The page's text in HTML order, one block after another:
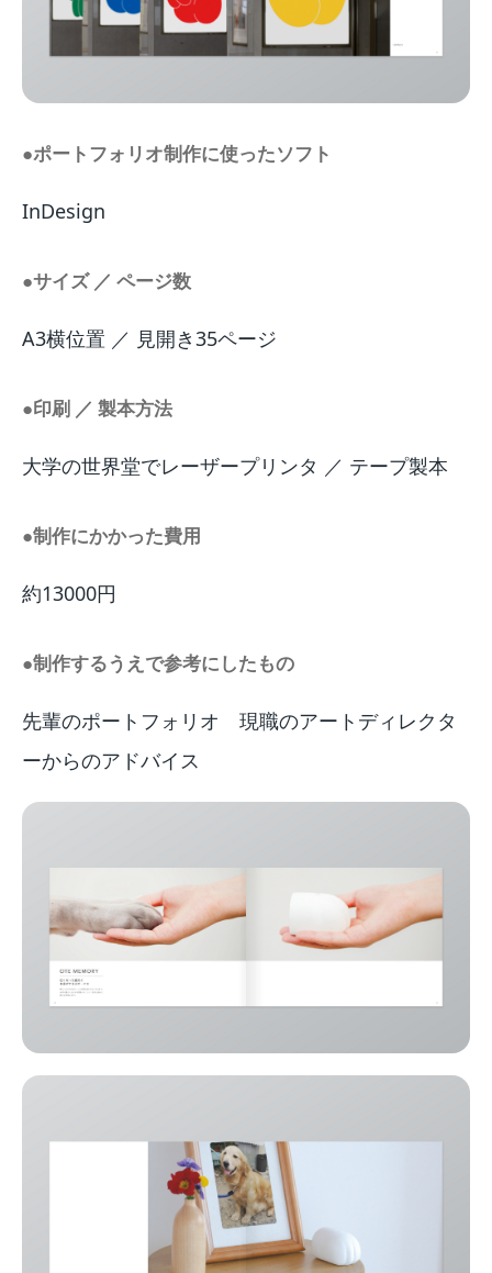
●ポートフォリオ制作に使ったソフト
InDesign
●サイズ ／ ページ数
A3横位置 ／ 見開き35ページ
●印刷 ／ 製本方法
大学の世界堂でレーザープリンタ ／ テープ製本
●制作にかかった費用
約13000円
●制作するうえで参考にしたもの
先輩のポートフォリオ 現職のアートディレクタ
ーからのアドバイス